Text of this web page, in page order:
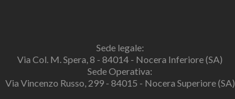
Sede legale:
Via Col. M. Spera, 8 - 84014 - Nocera Inferiore (SA)
Sede Operativa:
Via Vincenzo Russo, 299 - 84015 - Nocera Superiore (SA)